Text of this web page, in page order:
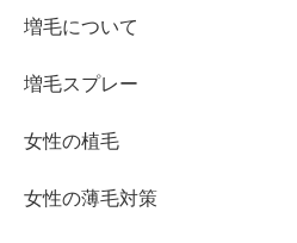
増毛について
増毛スプレー
女性の植毛
女性の薄毛対策